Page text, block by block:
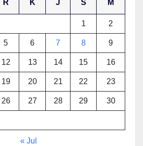
R K J S M
1 2
5 6 7 8 9
12 13 14 15 16
19 20 21 22 23
26 27 28 29 30
« Jul